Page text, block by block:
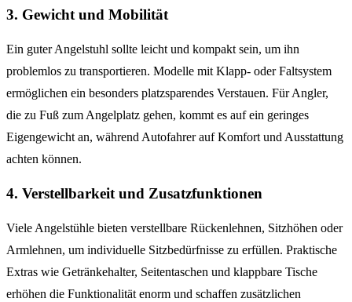
3. Gewicht und Mobilität
Ein guter Angelstuhl sollte leicht und kompakt sein, um ihn
problemlos zu transportieren. Modelle mit Klapp- oder Faltsystem
ermöglichen ein besonders platzsparendes Verstauen. Für Angler,
die zu Fuß zum Angelplatz gehen, kommt es auf ein geringes
Eigengewicht an, während Autofahrer auf Komfort und Ausstattung
achten können.
4. Verstellbarkeit und Zusatzfunktionen
Viele Angelstühle bieten verstellbare Rückenlehnen, Sitzhöhen oder
Armlehnen, um individuelle Sitzbedürfnisse zu erfüllen. Praktische
Extras wie Getränkehalter, Seitentaschen und klappbare Tische
erhöhen die Funktionalität enorm und schaffen zusätzlichen